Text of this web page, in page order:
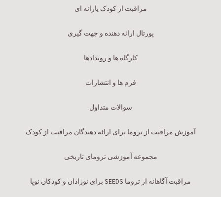
مراقبت از کودک یارانه ای
پورتال ارائه دهنده و جهت گیری
کارگاه ها و رویدادها
فرم ها و انتشارات
سوالات متداول
آموزش مراقبت از تروما برای ارائه دهندگان مراقبت از کودک
مجموعه آموزشی ترومای تاریخی
مراقبت آگاهانه از تروما SEEDS برای نوزادان و کودکان نوپا